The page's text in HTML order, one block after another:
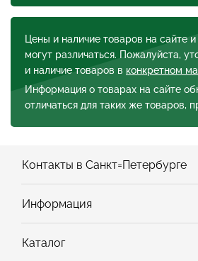
Цены и наличие товаров на сайте
могут различаться. Пожалуйста,
и наличие товаров в конкретном
Информация о товарах на сайте
отличаться для таких же товаров,
Контакты в Санкт=Петербурге
Информация
Каталог